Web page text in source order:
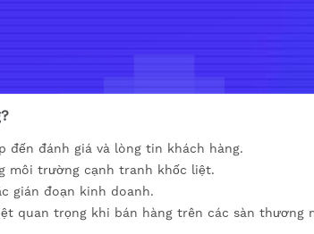
đến đánh giá và lòng tin khách hàng.
môi trường cạnh tranh khốc liệt.
gián đoạn kinh doanh.
quan trọng khi bán hàng trên các sàn thương